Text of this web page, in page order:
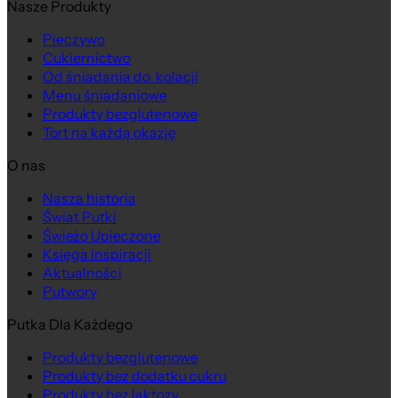
Nasze Produkty
Pieczywo
Cukiernictwo
Od śniadania do kolacji
Menu śniadaniowe
Produkty bezglutenowe
Tort na każdą okazję
O nas
Nasza historia
Świat Putki
Świeżo Upieczone
Księga Inspiracji
Aktualności
Putwory
Putka Dla Każdego
Produkty bezglutenowe
Produkty bez dodatku cukru